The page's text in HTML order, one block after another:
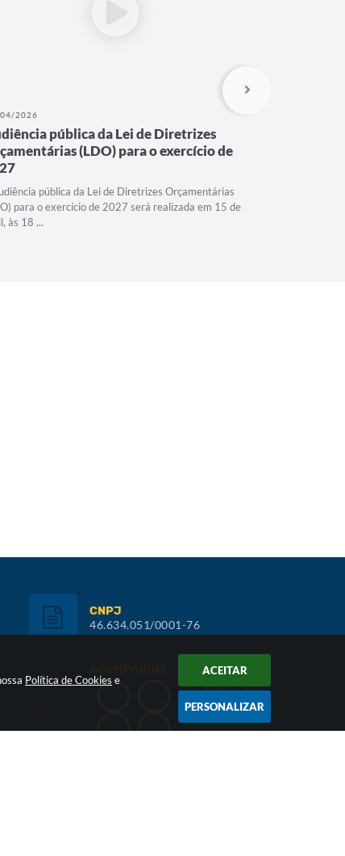
Política de Cookies e
ACEITAR
PERSONALIZAR
2026
pública da Lei de Diretrizes
(LDO) para o exercício de
pública da Lei de Diretrizes Orçamentárias
para o exercício de 2027 será realizada em 15 de
às 18 ...
CNPJ
46.634.051/0001-76